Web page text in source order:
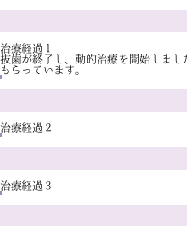
治療経過１
抜歯が終了し、動的治療を開始しま
もらっています。
治療経過２
治療経過３